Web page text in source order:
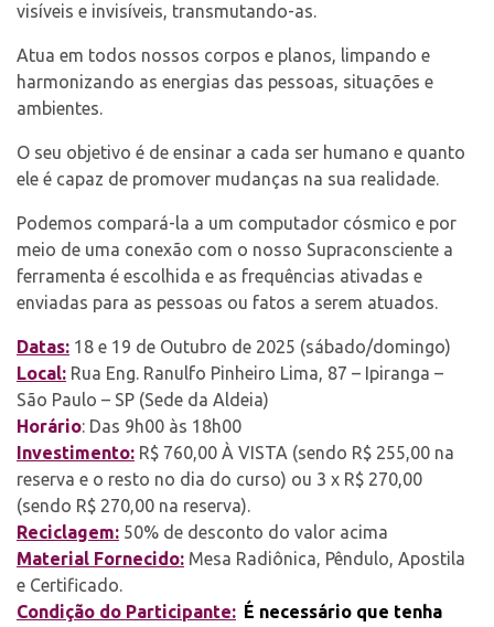
visíveis e invisíveis, transmutando-as.
Atua em todos nossos corpos e planos, limpando e
harmonizando as energias das pessoas, situações e
ambientes.
O seu objetivo é de ensinar a cada ser humano e quanto
ele é capaz de promover mudanças na sua realidade.
Podemos compará-la a um computador cósmico e por
meio de uma conexão com o nosso Supraconsciente a
ferramenta é escolhida e as frequências ativadas e
enviadas para as pessoas ou fatos a serem atuados.
Datas: 18 e 19 de Outubro de 2025 (sábado/domingo)
Local: Rua Eng. Ranulfo Pinheiro Lima, 87 – Ipiranga –
São Paulo – SP (Sede da Aldeia)
Horário: Das 9h00 às 18h00
Investimento: R$ 760,00 À VISTA (sendo R$ 255,00 na
reserva e o resto no dia do curso) ou 3 x R$ 270,00
(sendo R$ 270,00 na reserva).
Reciclagem: 50% de desconto do valor acima
Material Fornecido: Mesa Radiônica, Pêndulo, Apostila
e Certificado.
Condição do Participante: É necessário que tenha